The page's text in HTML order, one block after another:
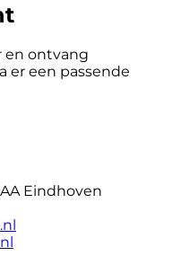
en ontvang
er een passende
Eindhoven